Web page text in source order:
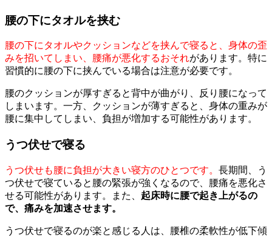
腰の下にタオルを挟む
腰の下にタオルやクッションなどを挟んで寝ると、身体の歪
みを招いてしまい、腰痛が悪化するおそれがあります。特に
習慣的に腰の下に挟んでいる場合は注意が必要です。
腰のクッションが厚すぎると背中が曲がり、反り腰になって
しまいます。一方、クッションが薄すぎると、身体の重みが
腰に集中してしまい、負担が増加する可能性があります。
うつ伏せで寝る
うつ伏せも腰に負担が大きい寝方のひとつです。 長期間、う
つ伏せで寝ていると腰の緊張が強くなるので、腰痛を悪化さ
せる可能性があります。また、 起床時に腰で起き上がるの
で、痛みを加速させます。
うつ伏せで寝るのが楽と感じる人は、腰椎の柔軟性が低下傾